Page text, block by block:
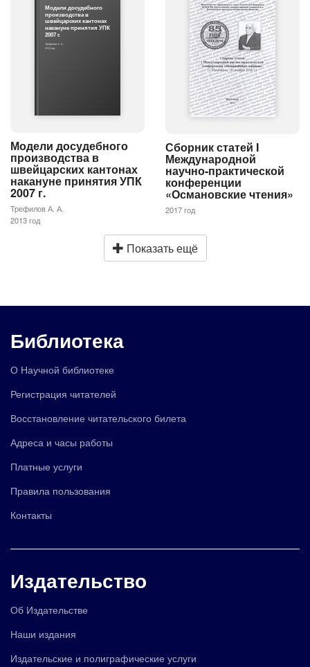
Модели досудебного
производства в
швейцарских кантонах
накануне принятия УПК
2007 г.
Трефилов А. А.
2013 год
Модели досудебного
производства в
швейцарских кантонах
накануне принятия УПК
2007 г.
Трефилов А. А.
2013 год
Сборник статей I
Международной
научно-практической
конференции
«Османовские чтения»
2017 год
Показать ещё
Библиотека
О Научной библиотеке
Регистрация читателей
Восстановление читательского билета
Адреса и часы работы
Платные услуги
Правила пользования
Контакты
Издательство
Об Издательстве
Наши издания
Издательские и полиграфические услуги